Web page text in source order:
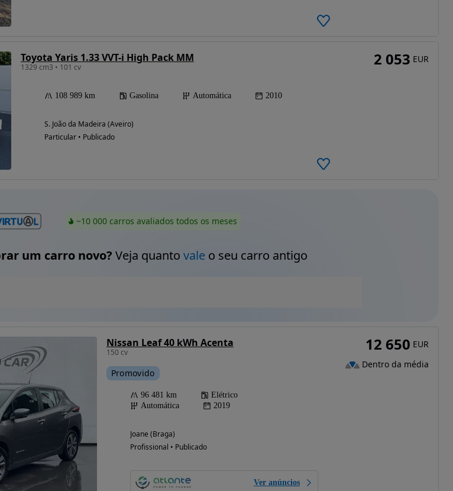
Toyota Yaris 1.33 VVT-i High Pack MM
1329 cm3 • 101 cv
108 989 km Gasolina Automática 2010
S. João da Madeira (Aveiro)
Particular • Publicado
2 053 EUR
~10 000 carros avaliados todos os meses
um carro novo? Veja quanto valeo seu carro antigo
Nissan Leaf 40 kWh Acenta
150 cv
Promovido
96 481 km
Elétrico
Automática
2019
Joane (Braga)
Profissional • Publicado
Ver anúncios
12 650 EUR
Dentro da média